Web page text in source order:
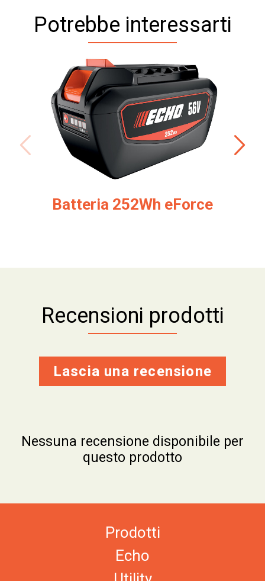
Potrebbe interessarti
Batteria 252Wh eForce
Recensioni prodotti
Lascia una recensione
Nessuna recensione disponibile per
questo prodotto
Prodotti
Echo